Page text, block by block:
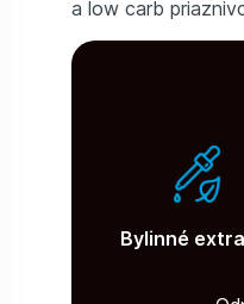
a low carb
Bylinné